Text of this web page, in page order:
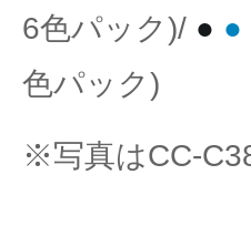
6色パック)/ ● ●
色パック)
※写真はCC-